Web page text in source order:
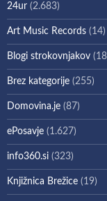
24ur (2.683)
Art Music Records (14)
Blogi strokovnjakov
Brez kategorije (255)
Domovina.je (87)
ePosavje (1.627)
info360.si (323)
Knjižnica Brežice (19)